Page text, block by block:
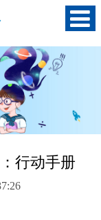
行动手册